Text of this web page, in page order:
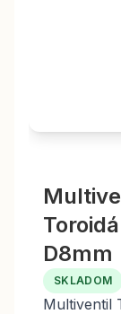
D8mm
SKLADOM
Multiventil